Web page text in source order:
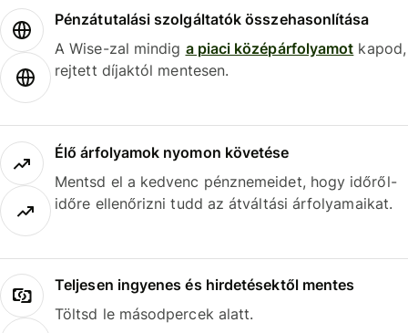
Pénzátutalási szolgáltatók összehasonlítása
A Wise-zal mindig a piaci középárfolyamot kapod,
rejtett díjaktól mentesen.
Élő árfolyamok nyomon követése
Mentsd el a kedvenc pénznemeidet, hogy időről-
időre ellenőrizni tudd az átváltási árfolyamaikat.
Teljesen ingyenes és hirdetésektől mentes
Töltsd le másodpercek alatt.